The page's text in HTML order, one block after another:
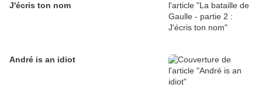
J'écris ton nom
André is an idiot